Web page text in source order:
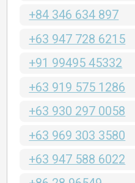
+84 346 634 897
+63 947 728 6215
+91 99495 45332
+63 919 575 1286
+63 930 297 0058
+63 969 303 3580
+63 947 588 6022